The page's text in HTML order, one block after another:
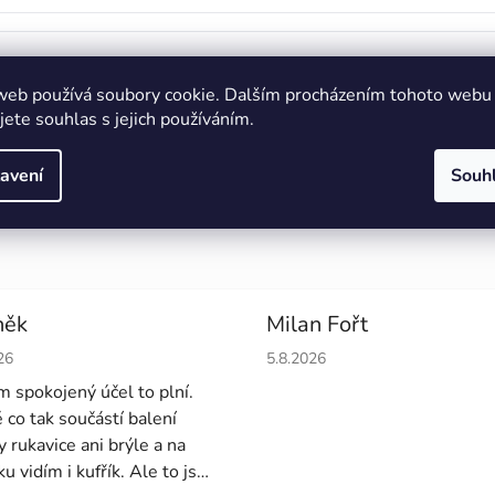
používá soubory cookie. Dalším procházením tohoto webu
souhlas s jejich používáním.
s výběrem,
obchodu je 4 z 5 hvězdiček.
spokojený účel to plní.
co tak součástí balení
rukavice ani brýle a na
vidím i kufřík. Ale to jsou
Milan Fořt
Hodnocení obchodu je 5 z 5
5.8.2026